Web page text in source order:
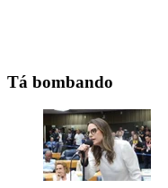
Tá bombando